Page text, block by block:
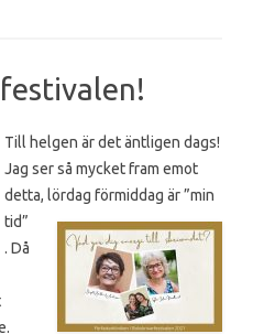
Till helgen är det äntligen dags!
Jag ser så mycket fram emot
detta, lördag förmiddag är ”min
tid”
. Då